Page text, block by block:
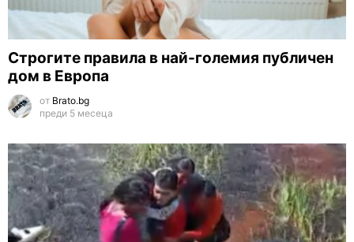
Строгите правила в най-големия публичен
дом в Европа
от Brato.bg
преди 5 месеца